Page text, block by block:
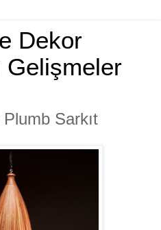
Dekor
Gelişmeler
Sarkıt